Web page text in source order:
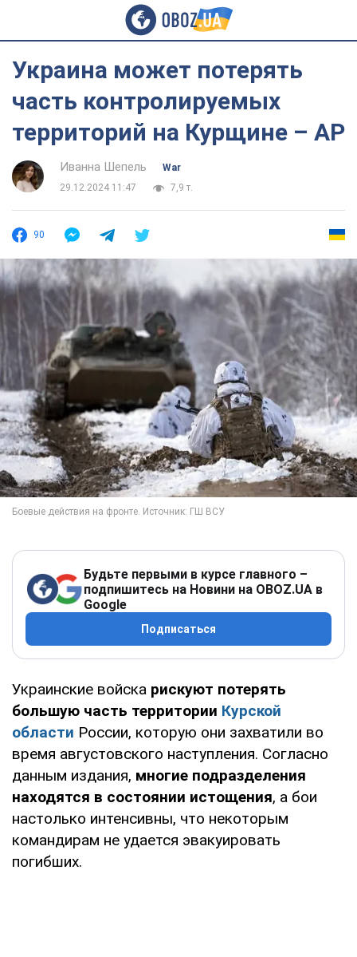
Украина может потерять
часть контролируемых
территорий на Курщине – AP
Иванна Шепель
War
29.12.2024 11:47
7,9 т.
90
Будьте первыми в курсе главного –
подпишитесь на Новини на OBOZ.UA в
Google
Подписаться
Украинские войска рискуют потерять
большую часть территории Курской
области России, которую они захватили во
время августовского наступления. Согласно
данным издания, многие подразделения
находятся в состоянии истощения, а бои
настолько интенсивны, что некоторым
командирам не удается эвакуировать
погибших.